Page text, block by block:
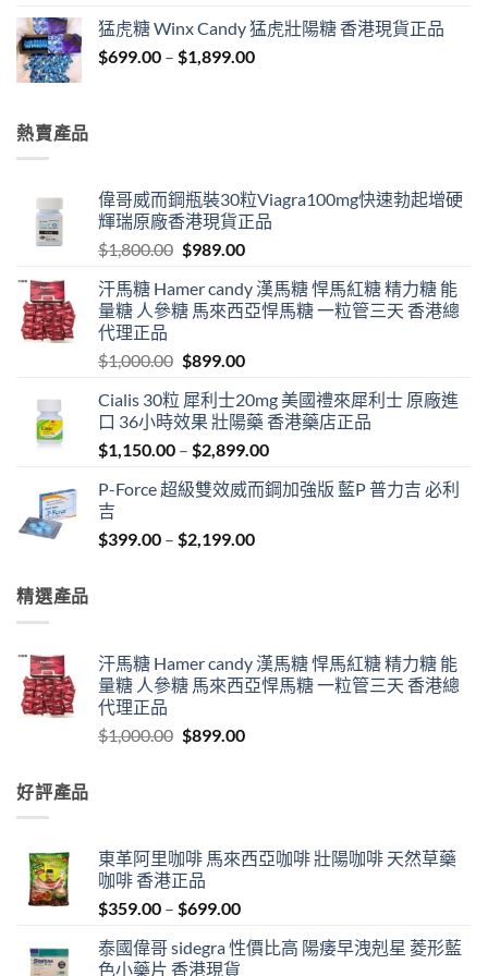
$799.00
through
猛虎糖 Winx Candy 猛虎壯陽糖 香港現貨正品
$699.00 – $1,899.00Price
熱賣產品
偉哥威而鋼瓶裝30粒Viagra100mg快速勃起增硬
輝瑞原廠香港現貨正品
$1,800.00 Original
was:
$1,800.00.
$989.00Current
is:
$989.00.
汗馬糖 Hamer candy 漢馬糖 悍馬紅糖 精力糖 能
量糖 人參糖 馬來西亞悍馬糖 一粒管三天 香港總
代理正品
$1,000.00 Original
was:
$1,000.00.
$899.00Current
is:
$899.00.
Cialis 30粒 犀利士20mg 美國禮來犀利士 原廠進
口 36小時效果 壯陽藥 香港藥店正品
$1,150.00 – $2,899.00Price
$1,150.00
P-Force 超級雙效威而鋼加強版 藍P 普力吉 必利
吉
$399.00 – $2,199.00Price
精選產品
汗馬糖 Hamer candy 漢馬糖 悍馬紅糖 精力糖 能
量糖 人參糖 馬來西亞悍馬糖 一粒管三天 香港總
代理正品
$1,000.00 Original
$899.00Current
好評產品
東革阿里咖啡 馬來西亞咖啡 壯陽咖啡 天然草藥
咖啡 香港正品
$359.00 – $699.00Price
$359.00
泰國偉哥 sidegra 性價比高 陽痿早洩剋星 菱形藍
色小藥片 香港現貨